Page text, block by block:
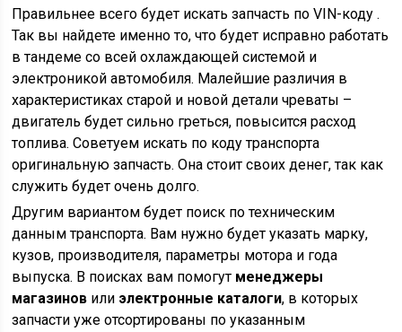
Правильнее всего будет искать запчасть по VIN-коду .
Так вы найдете именно то, что будет исправно работать
в тандеме со всей охлаждающей системой и
электроникой автомобиля. Малейшие различия в
характеристиках старой и новой детали чреваты –
двигатель будет сильно греться, повысится расход
топлива. Советуем искать по коду транспорта
оригинальную запчасть. Она стоит своих денег, так как
служить будет очень долго.
Другим вариантом будет поиск по техническим
данным транспорта. Вам нужно будет указать марку,
кузов, производителя, параметры мотора и года
выпуска. В поисках вам помогут менеджеры
магазинов или электронные каталоги, в которых
запчасти уже отсортированы по указанным